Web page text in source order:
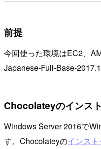
前提
今回使った環境はEC2、
Japanese-Full-Base-
Chocolateyのインス
Windows Server 2016で
す。Chocolateyのインス